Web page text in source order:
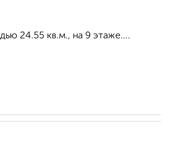
24.55 кв.м., на 9 этаже....